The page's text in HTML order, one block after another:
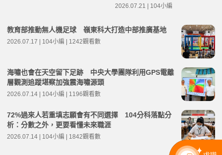
2026.07.21 | 104小編
教育部推動無人機足球 嶺東科大打造中部推廣基地
2026.07.17 | 104小編 | 1242觀看數
海嘯也會在天空留下足跡 中央大學團隊利用GPS電離
層觀測追蹤堪察加強震海嘯源頭
2026.07.14 | 104小編 | 1196觀看數
72%過來人若重填志願會有不同選擇 104分科落點分
析：分數之外，更要看懂未來職涯
2026.07.14 | 104小編 | 1842觀看數